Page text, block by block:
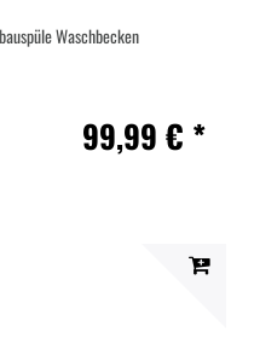
Waschbecken
99,99 € *